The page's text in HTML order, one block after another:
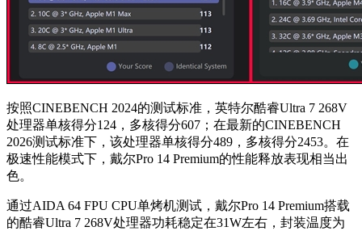
按照CINEBENCH 2024的测试标准，英特尔酷睿Ultra 7 268V
处理器单核得分124，多核得分607；在最新的CINEBENCH
2026测试标准下，该处理器单核得分489，多核得分2453。在
极速性能模式下，戴尔Pro 14 Premium的性能释放表现相当出
色。
通过AIDA 64 FPU CPU单烤机测试，戴尔Pro 14 Premium搭载
的酷睿Ultra 7 268V处理器功耗稳定在31W左右，封装温度为